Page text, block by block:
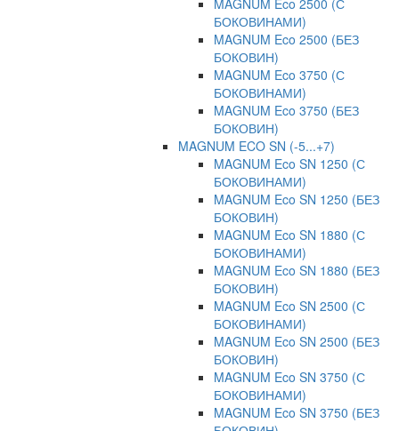
MAGNUM Eco 2500 (С
БОКОВИНАМИ)
MAGNUM Eco 2500 (БЕЗ
БОКОВИН)
MAGNUM Eco 3750 (С
БОКОВИНАМИ)
MAGNUM Eco 3750 (БЕЗ
БОКОВИН)
MAGNUM ECO SN (-5...+7)
MAGNUM Eco SN 1250 (С
БОКОВИНАМИ)
MAGNUM Eco SN 1250 (БЕЗ
БОКОВИН)
MAGNUM Eco SN 1880 (С
БОКОВИНАМИ)
MAGNUM Eco SN 1880 (БЕЗ
БОКОВИН)
MAGNUM Eco SN 2500 (С
БОКОВИНАМИ)
MAGNUM Eco SN 2500 (БЕЗ
БОКОВИН)
MAGNUM Eco SN 3750 (С
БОКОВИНАМИ)
MAGNUM Eco SN 3750 (БЕЗ